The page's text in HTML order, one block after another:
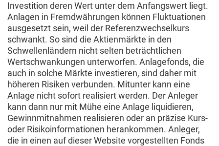
Investition deren Wert unter dem Anfangswert liegt.
Anlagen in Fremdwährungen können Fluktuationen
ausgesetzt sein, weil der Referenzwechselkurs
schwankt. So sind die Aktienmärkte in den
Schwellenländern nicht selten beträchtlichen
Wertschwankungen unterworfen. Anlagefonds, die
auch in solche Märkte investieren, sind daher mit
höheren Risiken verbunden. Mitunter kann eine
Anlage nicht sofort realisiert werden. Der Anleger
kann dann nur mit Mühe eine Anlage liquidieren,
Gewinnmitnahmen realisieren oder an präzise Kurs-
oder Risikoinformationen herankommen. Anleger,
die in einen auf dieser Website vorgestellten Fonds